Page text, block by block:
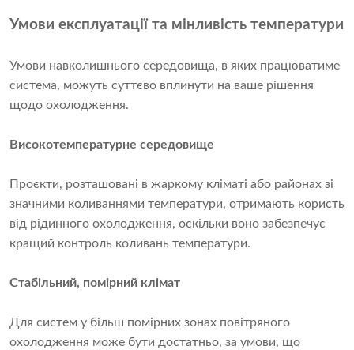
Умови експлуатації та мінливість температури
Умови навколишнього середовища, в яких працюватиме
система, можуть суттєво вплинути на ваше рішення
щодо охолодження.
Високотемпературне середовище
Проєкти, розташовані в жаркому кліматі або районах зі
значними коливаннями температури, отримають користь
від рідинного охолодження, оскільки воно забезпечує
кращий контроль коливань температури.
Стабільний, помірний клімат
Для систем у більш помірних зонах повітряного
охолодження може бути достатньо, за умови, що